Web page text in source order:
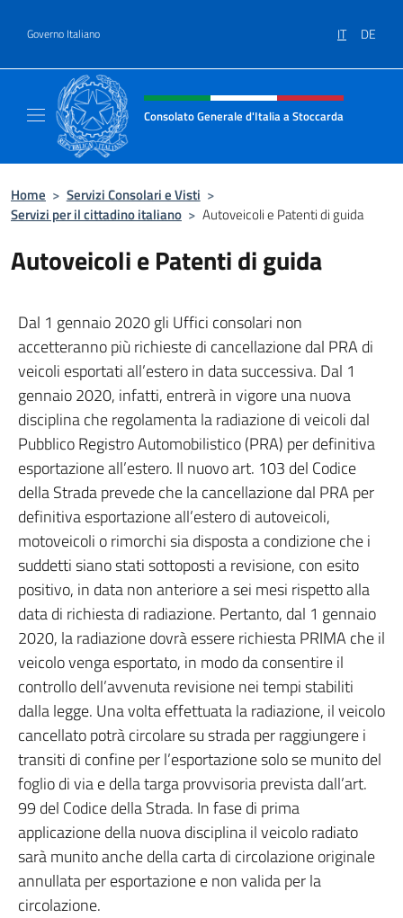
Governo Italiano IT DE
Intestazione sito, social e menù
Consolato Generale d'Italia a Stoccarda
Home > Servizi Consolari e Visti >
Servizi per il cittadino italiano > Autoveicoli e Patenti di guida
Autoveicoli e Patenti di guida
Dal 1 gennaio 2020 gli Uffici consolari non
accetteranno più richieste di cancellazione dal PRA di
veicoli esportati all’estero in data successiva. Dal 1
gennaio 2020, infatti, entrerà in vigore una nuova
disciplina che regolamenta la radiazione di veicoli dal
Pubblico Registro Automobilistico (PRA) per definitiva
esportazione all’estero. Il nuovo art. 103 del Codice
della Strada prevede che la cancellazione dal PRA per
definitiva esportazione all’estero di autoveicoli,
motoveicoli o rimorchi sia disposta a condizione che i
suddetti siano stati sottoposti a revisione, con esito
positivo, in data non anteriore a sei mesi rispetto alla
data di richiesta di radiazione. Pertanto, dal 1 gennaio
2020, la radiazione dovrà essere richiesta PRIMA che il
veicolo venga esportato, in modo da consentire il
controllo dell’avvenuta revisione nei tempi stabiliti
dalla legge. Una volta effettuata la radiazione, il veicolo
cancellato potrà circolare su strada per raggiungere i
transiti di confine per l’esportazione solo se munito del
foglio di via e della targa provvisoria prevista dall’art.
99 del Codice della Strada. In fase di prima
applicazione della nuova disciplina il veicolo radiato
sarà munito anche della carta di circolazione originale
annullata per esportazione e non valida per la
circolazione.